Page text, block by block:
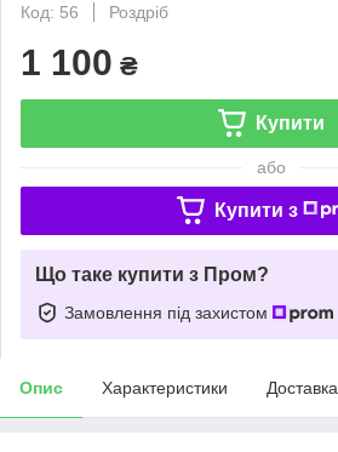
Код: 56
Роздріб
1 100 ₴
Купити
або
Купити з
Що таке купити з Пром?
Замовлення під захистом
Опис Характеристики Доставка